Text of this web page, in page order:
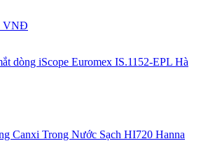
VNĐ
dòng iScope Euromex IS.1152-EPL Hà
Canxi Trong Nước Sạch HI720 Hanna